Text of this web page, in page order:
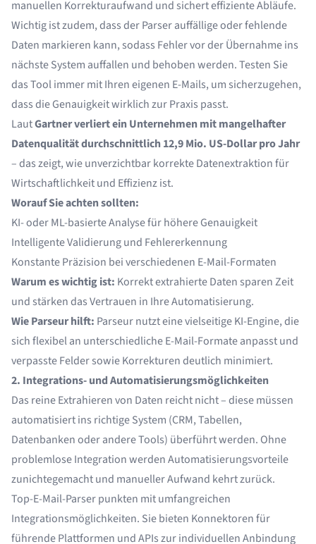
manuellen Korrekturaufwand und sichert effiziente Abläufe.
Wichtig ist zudem, dass der Parser auffällige oder fehlende
Daten markieren kann, sodass Fehler vor der Übernahme ins
nächste System auffallen und behoben werden. Testen Sie
das Tool immer mit Ihren eigenen E-Mails, um sicherzugehen,
dass die Genauigkeit wirklich zur Praxis passt.
LautGartnerverliert ein Unternehmen mit mangelhafter
Datenqualität durchschnittlich 12,9 Mio. US-Dollar pro Jahr
– das zeigt, wie unverzichtbar korrekte Datenextraktion für
Wirtschaftlichkeit und Effizienz ist.
Worauf Sie achten sollten:
KI- oder ML-basierte Analyse für höhere Genauigkeit
Intelligente Validierung und Fehlererkennung
Konstante Präzision bei verschiedenen E-Mail-Formaten
Warum es wichtig ist: Korrekt extrahierte Daten sparen Zeit
und stärken das Vertrauen in Ihre Automatisierung.
Wie Parseur hilft: Parseur nutzt eine vielseitige KI-Engine, die
sich flexibel an unterschiedliche E-Mail-Formate anpasst und
verpasste Felder sowie Korrekturen deutlich minimiert.
2. Integrations- und Automatisierungsmöglichkeiten
Das reine Extrahieren von Daten reicht nicht – diese müssen
automatisiert ins richtige System (CRM, Tabellen,
Datenbanken oder andere Tools) überführt werden. Ohne
problemlose Integration werden Automatisierungsvorteile
zunichtegemacht und manueller Aufwand kehrt zurück.
Top-E-Mail-Parser punkten mit umfangreichen
Integrationsmöglichkeiten. Sie bieten Konnektoren für
führende Plattformen und APIs zur individuellen Anbindung